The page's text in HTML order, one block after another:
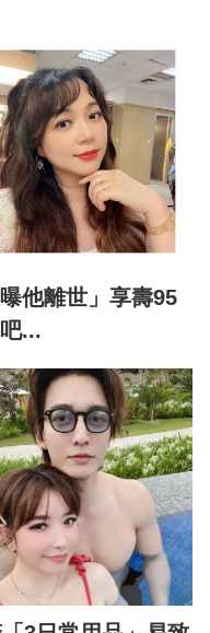
他離世」享壽95
...